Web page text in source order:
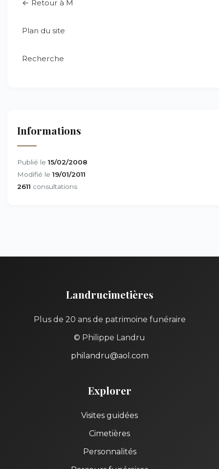
← Retour à M
Plan du site
Recherche
Informations
Publié le 15/02/2008
Modifié le 19/01/2011
2611 consultations
Landrucimetières
Plus de 20 ans de patrimoine funéraire
© Philippe Landru
philandru@aol.com
Explorer
Visites guidées
Cimetières
Personnalités